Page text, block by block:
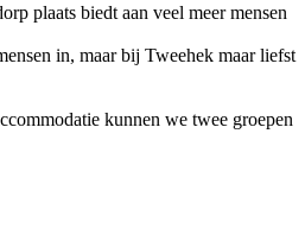
plaats biedt aan veel meer mensen
in, maar bij Tweehek maar liefst
kunnen we twee groepen